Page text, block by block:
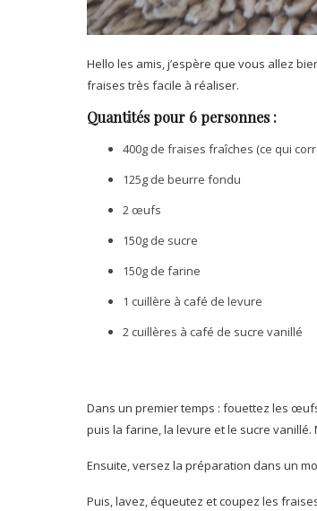
Hello les amis, j’espère que vous allez
fraises très facile à réaliser.
Quantités pour 6 personnes :
400g de fraises fraîches (ce qui
125g de beurre fondu
2 œufs
150g de sucre
150g de farine
1 cuillère à café de levure
2 cuillères à café de sucre vanillé
Dans un premier temps : fouettez les
puis la farine, la levure et le sucre
Ensuite, versez la préparation dans un
Puis, lavez, équeutez et coupez les